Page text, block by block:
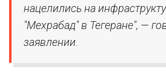
нацелились на
"Мехрабад" в Тегеране", —
заявлении.